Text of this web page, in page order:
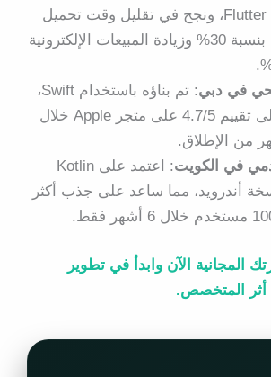
باستخدام Flutter، ونجح في تقليل وقت تحميل
الصفحات بنسبة 30% وزيادة المبيعات الإلكترونية
في دبي
: تم بناؤه باستخدام Swift،
وحصل على تقييم 4.7/5 على متجر Apple خلال
في الكويت
: اعتمد على Kotlin
أندرويد، مما ساعد على جذب أكثر
المجانية الآن وابدأ في تطوير
أثر المتخصص.